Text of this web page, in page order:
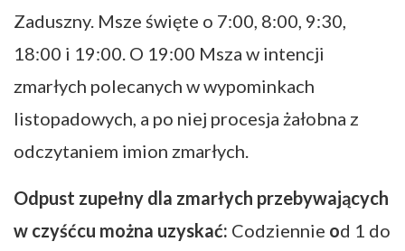
Zaduszny. Msze święte o 7:00, 8:00, 9:30,
18:00 i 19:00. O 19:00 Msza w intencji
zmarłych polecanych w wypominkach
listopadowych, a po niej procesja żałobna z
odczytaniem imion zmarłych.
Odpust zupełny dla zmarłych przebywających
w czyśćcu można uzyskać: Codziennie od 1 do